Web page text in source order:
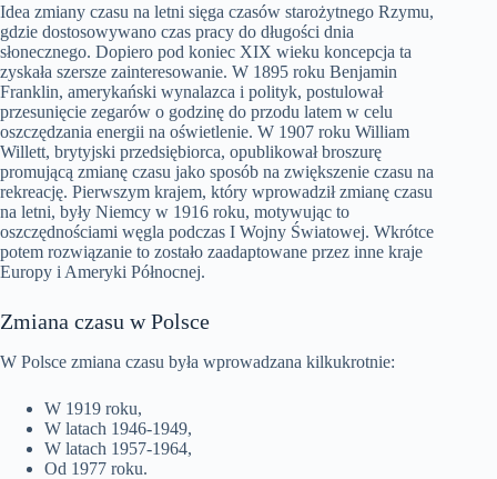
Idea zmiany czasu na letni sięga czasów starożytnego Rzymu,
gdzie dostosowywano czas pracy do długości dnia
słonecznego. Dopiero pod koniec XIX wieku koncepcja ta
zyskała szersze zainteresowanie. W 1895 roku Benjamin
Franklin, amerykański wynalazca i polityk, postulował
przesunięcie zegarów o godzinę do przodu latem w celu
oszczędzania energii na oświetlenie. W 1907 roku William
Willett, brytyjski przedsiębiorca, opublikował broszurę
promującą zmianę czasu jako sposób na zwiększenie czasu na
rekreację. Pierwszym krajem, który wprowadził zmianę czasu
na letni, były Niemcy w 1916 roku, motywując to
oszczędnościami węgla podczas I Wojny Światowej. Wkrótce
potem rozwiązanie to zostało zaadaptowane przez inne kraje
Europy i Ameryki Północnej.
Zmiana czasu w Polsce
W Polsce zmiana czasu była wprowadzana kilkukrotnie:
W 1919 roku,
W latach 1946-1949,
W latach 1957-1964,
Od 1977 roku.